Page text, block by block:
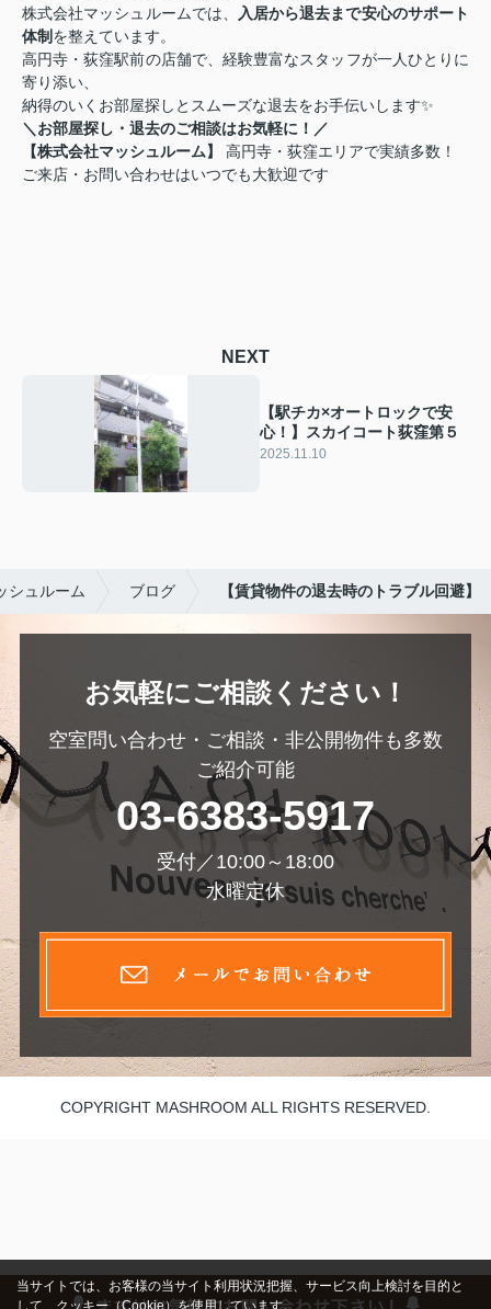
株式会社マッシュルームでは、
入居から退去まで安心のサポート
体制 を整えています。
高円寺・荻窪駅前の店舗で、経験豊富なスタッフが一人ひとりに
寄り添い、
納得のいくお部屋探しとスムーズな退去をお手伝いします✨
＼お部屋探し・退去のご相談はお気軽に！／
【株式会社マッシュルーム】
高円寺・荻窪エリアで実績多数！
ご来店・お問い合わせはいつでも大歓迎です
NEXT
【駅チカ×オートロックで安
心！】スカイコート荻窪第５
2025.11.10
シュルーム ブログ 【賃貸物件の退去時のトラブル回避】
お気軽にご相談ください！
空室問い合わせ・ご相談・非公開物件も多数
ご紹介可能
03-6383-5917
受付／10:00～18:00
水曜定休
COPYRIGHT MASHROOM ALL RIGHTS RESERVED.
当サイトでは、お客様の当サイト利用状況把握、サービス向上検討を目的と
して、クッキー（Cookie）を使用しています。